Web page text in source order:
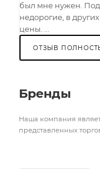
был мне нужен.
недорогие, в
цены. ...
ОТЗЫВ
Бренды
Наша компания
представленных